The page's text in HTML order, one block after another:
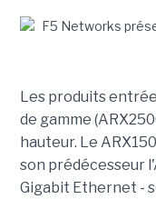
Les produits
de gamme
hauteur. Le
son prédécesseur
Gigabit Ethernet -